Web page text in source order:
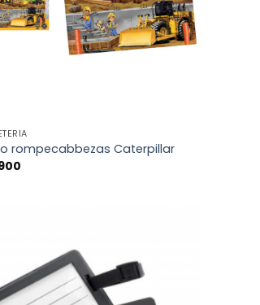
rompecabbezas Caterpillar
LISTA